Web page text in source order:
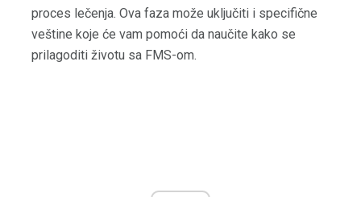
proces lečenja. Ova faza može uključiti i specifične
veštine koje će vam pomoći da naučite kako se
prilagoditi životu sa FMS-om.